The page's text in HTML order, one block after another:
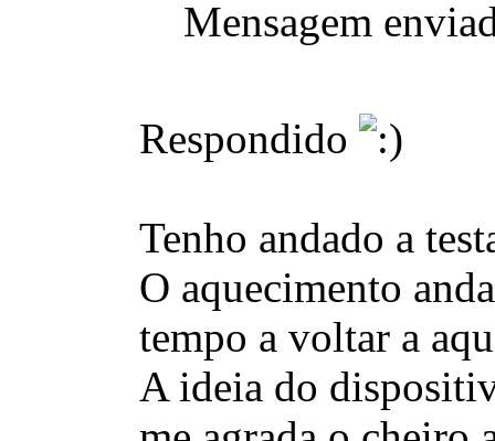
Mensagem
Respondido
Tenho andado a
O aquecimento
tempo a voltar a
A ideia do